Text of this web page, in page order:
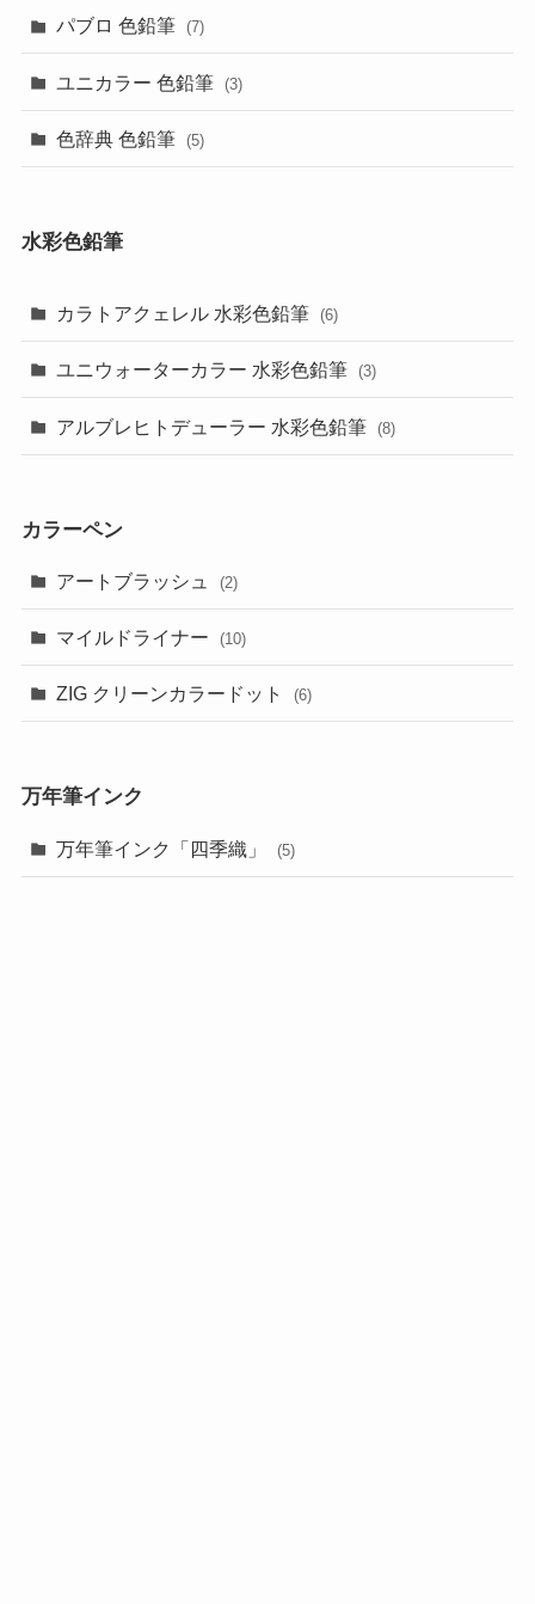
パブロ 色鉛筆 (7)
ユニカラー 色鉛筆 (3)
色辞典 色鉛筆 (5)
水彩色鉛筆
カラトアクェレル 水彩色鉛筆 (6)
ユニウォーターカラー 水彩色鉛筆 (3)
アルブレヒトデューラー 水彩色鉛筆 (8)
カラーペン
アートブラッシュ (2)
マイルドライナー (10)
ZIG クリーンカラードット (6)
万年筆インク
万年筆インク「四季織」 (5)